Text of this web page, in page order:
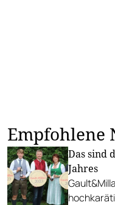
Empfohlene
Das sind
Jahres